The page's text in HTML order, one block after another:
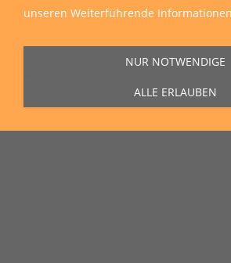
Straße 129, 57072 Siegen.
Unser Lieferservice
unseren Weiterführende
NUR NOTWENDIGE
ALLE ERLAUBEN